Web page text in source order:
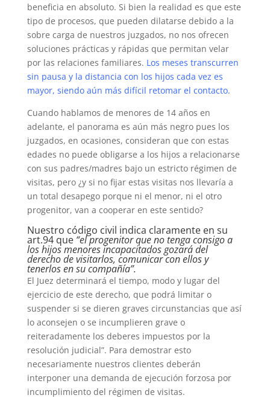
beneficia en absoluto. Si bien la realidad es que este
tipo de procesos, que pueden dilatarse debido a la
sobre carga de nuestros juzgados, no nos ofrecen
soluciones prácticas y rápidas que permitan velar
por las relaciones familiares. Los meses transcurren
sin pausa y la distancia con los hijos cada vez es
mayor, siendo aún más difícil retomar el contacto.
Cuando hablamos de menores de 14 años en
adelante, el panorama es aún más negro pues los
juzgados, en ocasiones, consideran que con estas
edades no puede obligarse a los hijos a relacionarse
con sus padres/madres bajo un estricto régimen de
visitas, pero ¿y si no fijar estas visitas nos llevaría a
un total desapego porque ni el menor, ni el otro
progenitor, van a cooperar en este sentido?
Nuestro código civil indica claramente en su
art.94 que “el progenitor que no tenga consigo a
los hijos menores incapacitados gozará del
derecho de visitarlos, comunicar con ellos y
tenerlos en su compañía”.
El Juez determinará el tiempo, modo y lugar del
ejercicio de este derecho, que podrá limitar o
suspender si se dieren graves circunstancias que así
lo aconsejen o se incumplieren grave o
reiteradamente los deberes impuestos por la
resolución judicial”. Para demostrar esto
necesariamente nuestros clientes deberán
interponer una demanda de ejecución forzosa por
incumplimiento del régimen de visitas.